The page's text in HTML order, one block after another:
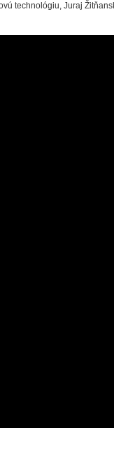
technológiu, Juraj